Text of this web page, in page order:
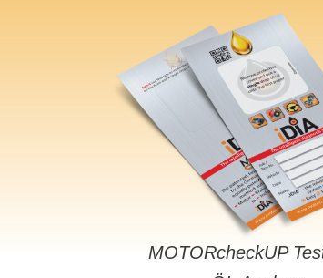
MOTORcheckUP